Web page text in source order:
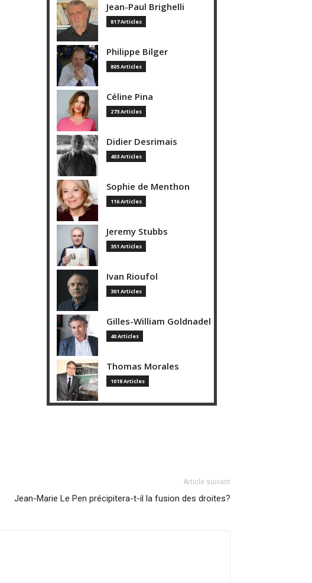
Jean-Paul Brighelli
817 Articles
Philippe Bilger
805 Articles
Céline Pina
273 Articles
Didier Desrimais
403 Articles
Sophie de Menthon
116 Articles
Jeremy Stubbs
351 Articles
Ivan Rioufol
301 Articles
Gilles-William Goldnadel
40 Articles
Thomas Morales
1018 Articles
Article suivant
Jean-Marie Le Pen précipitera-t-il la fusion des droites?